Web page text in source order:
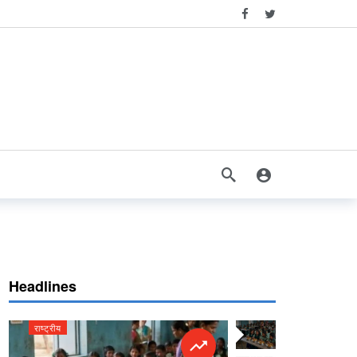
Headlines
राष्ट्रीय राष्ट्रीय